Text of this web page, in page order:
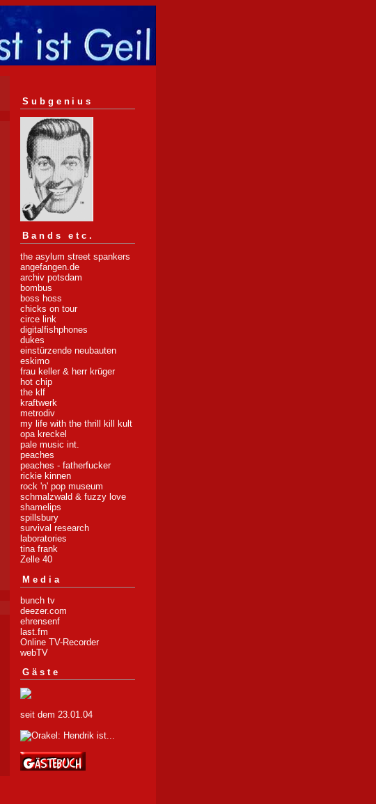
Subgenius
Bands etc.
the asylum street spankers
angefangen.de
archiv potsdam
bombus
boss hoss
chicks on tour
circe link
digitalfishphones
dukes
einstürzende neubauten
eskimo
frau keller & herr krüger
hot chip
the klf
kraftwerk
metrodiv
my life with the thrill kill kult
opa kreckel
pale music int.
peaches
peaches - fatherfucker
rickie kinnen
rock 'n' pop museum
schmalzwald & fuzzy love
shamelips
spillsbury
survival research
laboratories
tina frank
Zelle 40
Media
bunch tv
deezer.com
ehrensenf
last.fm
Online TV-Recorder
webTV
Gäste
seit dem 23.01.04